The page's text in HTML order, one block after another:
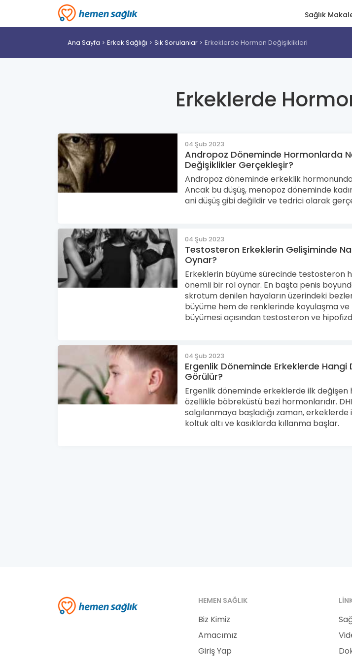
Sağlık
Ana Sayfa Erkek Sağlığı Sık Sorulanlar Erkeklerde Hormon Değişiklikleri
Erkeklerde
04 Şub 2023
Andropoz Döneminde Hormonlarda
Değişiklikler Gerçekleşir?
Andropoz döneminde erkeklik
Ancak bu düşüş, menopoz döneminde
ani düşüş gibi değildir ve tedrici olarak
04 Şub 2023
Testosteron Erkeklerin Gelişiminde
Oynar?
Erkeklerin büyüme sürecinde testosteron
önemli bir rol oynar. En başta penis
skrotum denilen hayaların üzerindeki
büyüme hem de renklerinde koyulaşma
büyümesi açısından testosteron ve
04 Şub 2023
Ergenlik Döneminde Erkeklerde Hangi
Görülür?
Ergenlik döneminde erkeklerde ilk değişen
özellikle böbreküstü bezi hormonlarıdır.
salgılanmaya başladığı zaman,
koltuk altı ve kasıklarda kıllanma başlar.
HEMEN SAĞLIK
Biz Kimiz
Amacımız
Giriş Yap